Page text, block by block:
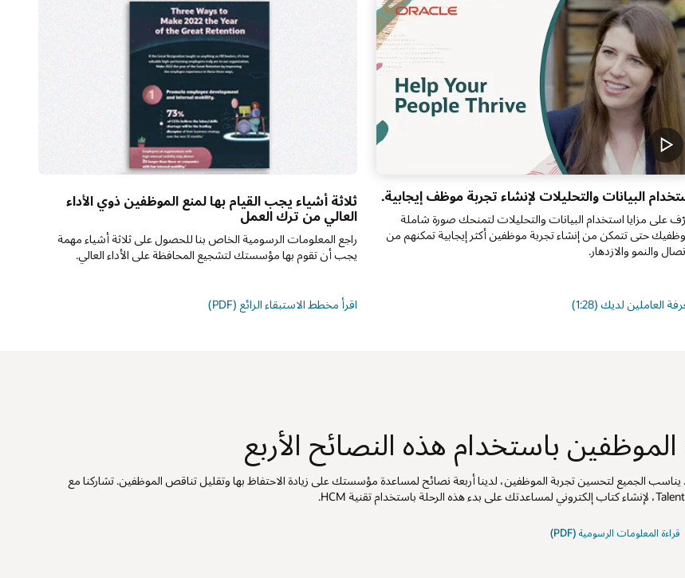
البيانات والتحليلات لإنشاء تجربة موظف إيجابية.
على مزايا استخدام البيانات والتحليلات لتمنحك صورة شاملة
حتى تتمكن من إنشاء تجربة موظفين أكثر إيجابية تمكنهم من
والنمو والازدهار.
العاملين لديك (1:28)
ثلاثة أشياء يجب القيام بها لمنع الموظفين ذوي الأداء
العالي من ترك العمل
راجع المعلومات الرسومية الخاص بنا للحصول على ثلاثة أشياء مهمة
يجب أن تقوم بها مؤسستك لتشجيع المحافظة على الأداء العالي.
اقرأ مخطط الاستبقاء الرائع (PDF)
باستخدام هذه النصائح الأربع
الجميع لتحسين تجربة الموظفين، لدينا أربعة نصائح لمساعدة مؤسستك على زيادة الاحتفاظ بها وتقليل تناقص الموظفين. تشاركنا مع
قراءة المعلومات الرسومية (PDF)